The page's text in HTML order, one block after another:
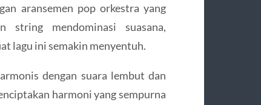
aransemen pop orkestra yang
string mendominasi suasana,
lagu ini semakin menyentuh.
dengan suara lembut dan
harmoni yang sempurna